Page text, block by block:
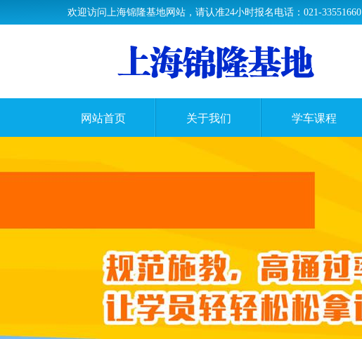
欢迎访问上海锦隆基地网站，请认准24小时报名电话：021-33551660
网站首页 关于我们 学车课程